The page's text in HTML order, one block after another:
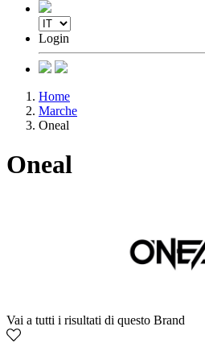
Login
Home
Marche
Oneal
Oneal
Vai a tutti i risultati di questo Brand